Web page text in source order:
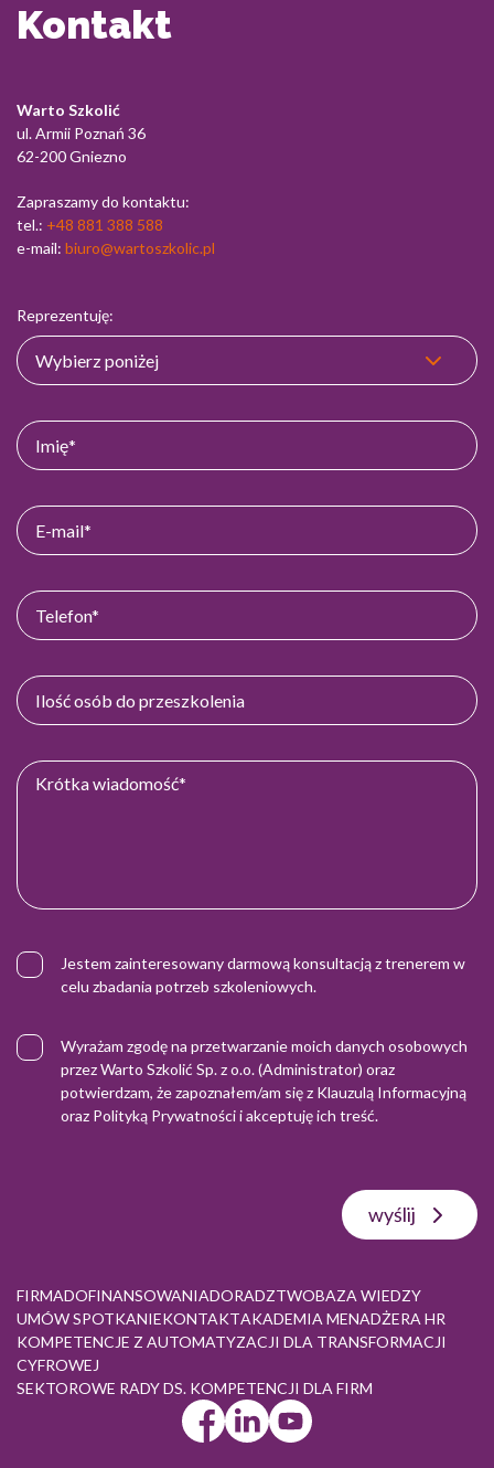
Kontakt
Warto Szkolić
ul. Armii Poznań 36
62-200 Gniezno
Zapraszamy do kontaktu:
tel.: +48 881 388 588
e-mail: biuro@wartoszkolic.pl
Reprezentuję:
Jestem zainteresowany darmową konsultacją z trenerem w
celu zbadania potrzeb szkoleniowych.
Wyrażam zgodę na przetwarzanie moich danych osobowych
przez Warto Szkolić Sp. z o.o. (Administrator) oraz
potwierdzam, że zapoznałem/am się z Klauzulą Informacyjną
oraz Polityką Prywatnościi akceptuję ich treść.
wyślij
FIRMADOFINANSOWANIADORADZTWOBAZA WIEDZY
UMÓW SPOTKANIEKONTAKTAKADEMIA MENADŻERA HR
KOMPETENCJE Z AUTOMATYZACJI DLA TRANSFORMACJI
CYFROWEJ
SEKTOROWE RADY DS. KOMPETENCJI DLA FIRM